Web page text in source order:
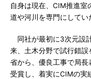
自身は現在、CIM推進室
道や河川を専門にしてい
同社が最初に3次元設
来、土木分野で試行錯
省から、優良工事で局
受賞し、着実にCIMの実